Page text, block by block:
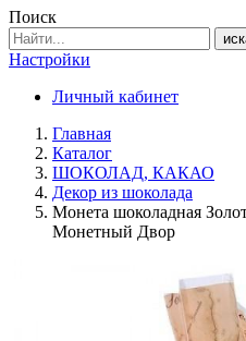
Поиск
Настройки
Личный кабинет
Главная
Каталог
ШОКОЛАД, КАКАО
Декор из шоколада
Монета шоколадная
Монетный Двор